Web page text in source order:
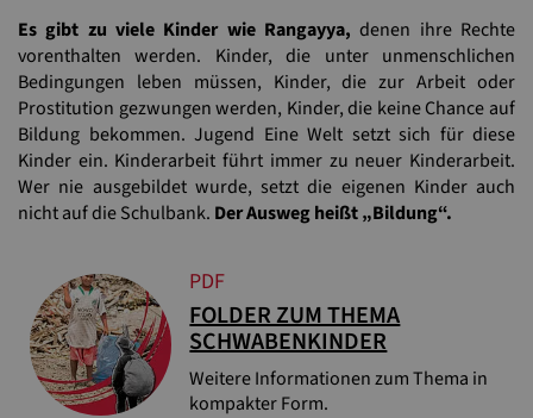
Es gibt zu viele Kinder wie Rangayya,denen ihre Rechte
vorenthalten werden. Kinder, die unter unmenschlichen
Bedingungen leben müssen, Kinder, die zur Arbeit oder
Prostitution gezwungen werden, Kinder, die keine Chance auf
Bildung bekommen. Jugend Eine Welt setzt sich für diese
Kinder ein. Kinderarbeit führt immer zu neuer Kinderarbeit.
Wer nie ausgebildet wurde, setzt die eigenen Kinder auch
nicht auf die Schulbank. Der Ausweg heißt „Bildung“.
PDF
FOLDER ZUM THEMA
SCHWABENKINDER
Weitere Informationen zum Thema in
kompakter Form.